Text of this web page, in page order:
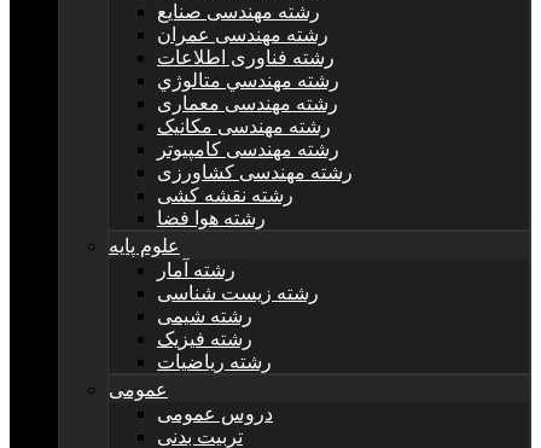
رشته مهندسی صنایع
رشته مهندسی عمران
رشته فناوری اطلاعات
رشته مهندسي متالوژي
رشته مهندسی معماری
رشته مهندسی مکانیک
رشته مهندسی کامپیوتر
رشته مهندسی کشاورزی
رشته نقشه کشی
رشته هوا فضا
علوم پایه
رشته آمار
رشته زیست شناسی
رشته شیمی
رشته فیزیک
رشته ریاضیات
عمومی
دروس عمومی
تربیت بدنی